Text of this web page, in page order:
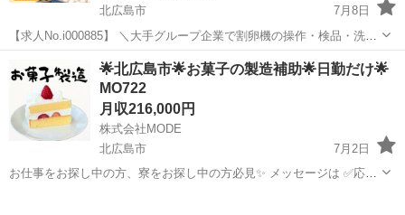
北広島市
7月8日
【求人No.i000885】 ＼大手グループ企業で割卵機の操作・検品・洗浄
を行うお仕事です／ 👉ここがポイント 🚩人気の日勤専属！生活リズ
ムが整えやすい♪ 🚩未経験OK！教育担当がしっかりサポート✨ 🚩無料
送迎...
北広島市 その他
🌟北広島市🌟お菓子の製造補助🌟日勤だけ🌟
MO722
月収216,000円
株式会社MODE
北広島市
7月2日
お仕事をお探し中の方、寮をお探し中の方必見✨ メッセージは ✅応募